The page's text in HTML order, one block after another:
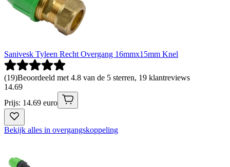
Sanivesk Tyleen Recht Overgang 16mmx15mm Knel
(19)Beoordeeld met 4.8 van de 5 sterren, 19 klantreviews
14.69
Prijs: 14.69 euro
Bekijk alles in overgangskoppeling